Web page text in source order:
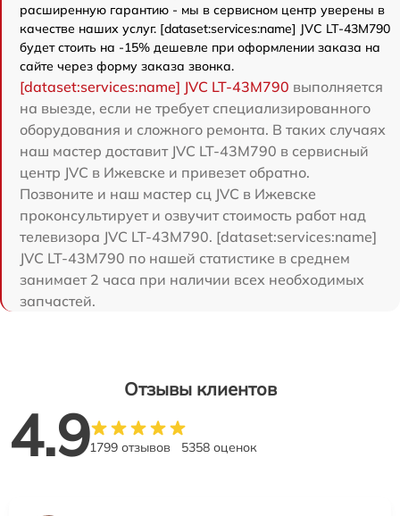
расширенную гарантию - мы в сервисном центр уверены в
качестве наших услуг. [dataset:services:name] JVC LT-43M790
будет стоить на -15% дешевле при оформлении заказа на
сайте через форму заказа звонка.
[dataset:services:name] JVC LT-43M790 выполняется
на выезде, если не требует специализированного
оборудования и сложного ремонта. В таких случаях
наш мастер доставит JVC LT-43M790 в сервисный
центр JVC в Ижевске и привезет обратно.
Позвоните и наш мастер сц JVC в Ижевске
проконсультирует и озвучит стоимость работ над
телевизора JVC LT-43M790. [dataset:services:name]
JVC LT-43M790 по нашей статистике в среднем
занимает 2 часа при наличии всех необходимых
запчастей.
Отзывы клиентов
4.91799 отзывов 5358 оценок